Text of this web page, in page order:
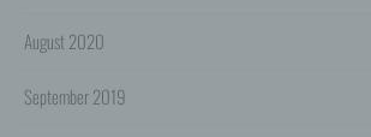
August 2020
September 2019
des Abrufs, übertragene Datenmenge,
Betriebssystem des Nutzers, Referrer
besuchte Seite), IP-Adresse und der